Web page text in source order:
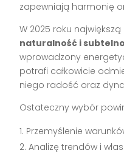
zapewniają harmonię
W 2025 roku
naturalność i
wprowadzony
potrafi całkowicie
niego radość oraz
Ostateczny wybór
Przemyślenie
Analizę trendów i